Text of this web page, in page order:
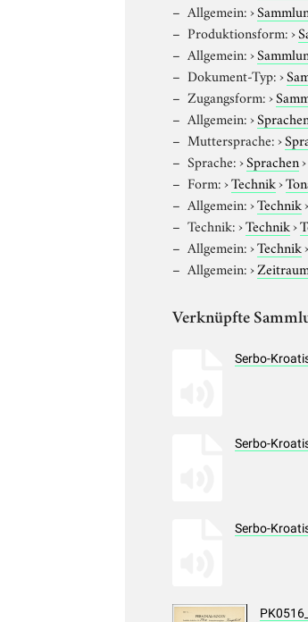
Allgemein:›
Produktionsform:›
Allgemein:›
Dokument-Typ:›
Zugangsform:›
Allgemein:›Sprachen
Muttersprache:›
Sprache:›Sprachen
Form:›Technik›
Allgemein:›Technik
Technik:›Technik›
Allgemein:›Technik
Allgemein:›Zeitraum
Verknüpfte
Serbo-
Serbo-
Serbo-